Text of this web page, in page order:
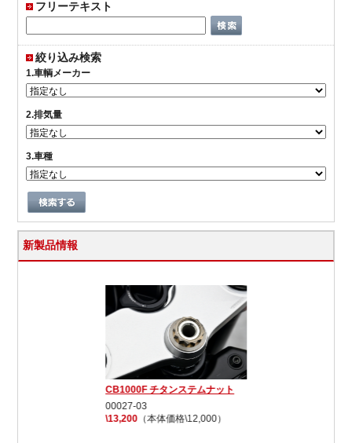
フリーテキスト
絞り込み検索
1.車輌メーカー
2.排気量
3.車種
新製品情報
CB1000F チタンステムナット
00027-03
\13,200（本体価格\12,000）